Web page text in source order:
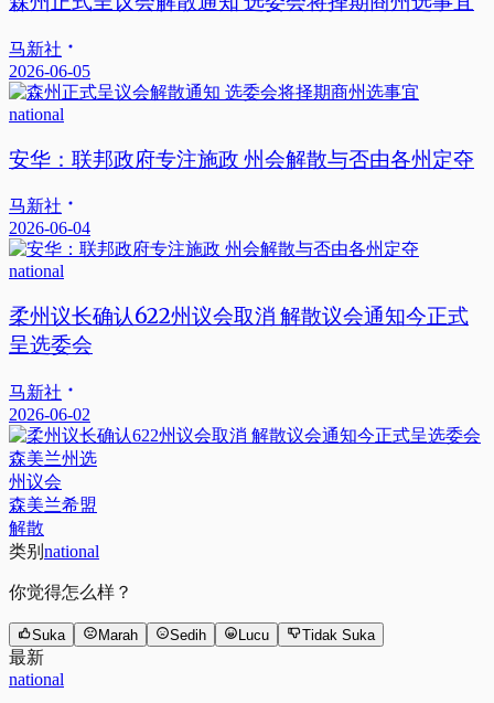
马新社
2026-06-05
national
安华：联邦政府专注施政 州会解散与否由各州定夺
马新社
2026-06-04
national
柔州议长确认622州议会取消 解散议会通知今正式
呈选委会
马新社
2026-06-02
森美兰州选
州议会
森美兰希盟
解散
类别 national
你觉得怎么样？
Suka Marah Sedih Lucu Tidak Suka
最新
national